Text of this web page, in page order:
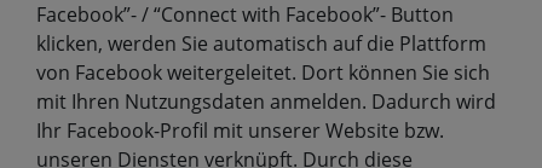
Facebook”- / “Connect with Facebook”- Button
klicken, werden Sie automatisch auf die Plattform
von Facebook weitergeleitet. Dort können Sie sich
mit Ihren Nutzungsdaten anmelden. Dadurch wird
Ihr Facebook-Profil mit unserer Website bzw.
unseren Diensten verknüpft. Durch diese